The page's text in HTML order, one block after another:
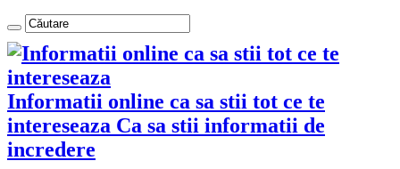
Informatii online ca sa stii tot ce te
intereseaza Ca sa stii informatii de
incredere